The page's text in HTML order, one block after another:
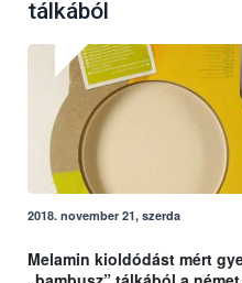
tálkából
2018. november 21, szerda
Melamin kioldódást mért